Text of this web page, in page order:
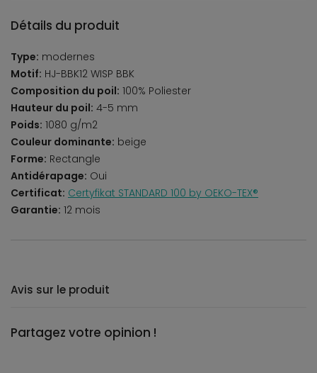
Détails du produit
Type: modernes
Motif: HJ-BBK12 WISP BBK
Composition du poil: 100% Poliester
Hauteur du poil: 4-5 mm
Poids: 1080 g/m2
Couleur dominante: beige
Forme: Rectangle
Antidérapage: Oui
Certificat: Certyfikat STANDARD 100 by OEKO-TEX®
Garantie: 12 mois
Avis sur le produit
Partagez votre opinion !